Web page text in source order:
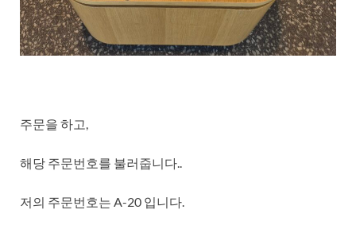
주문을 하고,
해당 주문번호를 불러줍니다..
저의 주문번호는 A-20 입니다.